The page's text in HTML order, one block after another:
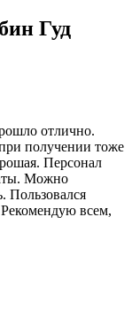
Гуд
отлично.
получении тоже
Персонал
Можно
Пользовался
Рекомендую всем,